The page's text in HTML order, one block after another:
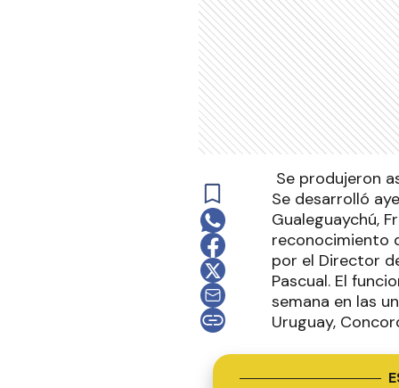
Se produjeron
Se desarrolló
Gualeguaychú,
reconocimiento
por el Director
Pascual. El
semana en las
Uruguay,